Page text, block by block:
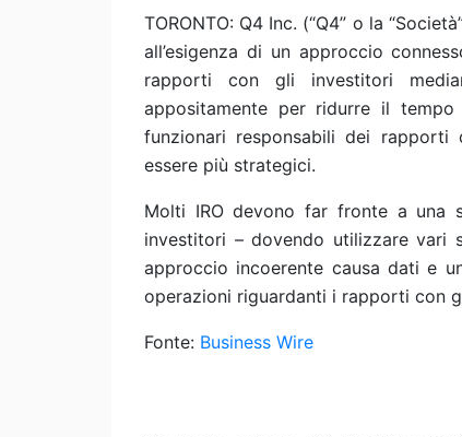
TORONTO: Q4 Inc. (“Q4” o la
all’esigenza di un approccio
rapporti con gli investitori
appositamente per ridurre il
funzionari responsabili dei rapporti
essere più strategici.
Molti IRO devono far fronte a una
investitori – dovendo utilizzare vari
approccio incoerente causa dati e
operazioni riguardanti i rapporti con
Fonte: Business Wire